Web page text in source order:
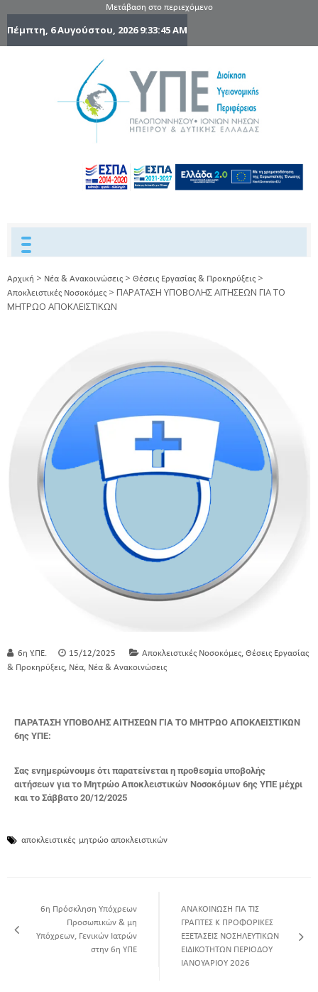
Μετάβαση στο περιεχόμενο
Πέμπτη, 6 Αυγούστου, 20269:33:46 AM
Ηπείρου
Δυτικής
Ελλάδας
Αρχική > Νέα & Ανακοινώσεις > Θέσεις Εργασίας & Προκηρύξεις >
Αποκλειστικές Νοσοκόμες > ΠΑΡΑΤΑΣΗ ΥΠΟΒΟΛΗΣ ΑΙΤΗΣΕΩΝ ΓΙΑ ΤΟ
ΜΗΤΡΩΟ ΑΠΟΚΛΕΙΣΤΙΚΩΝ
6η Υ.ΠΕ. 15/12/2025 Αποκλειστικές Νοσοκόμες Θέσεις Εργασίας
& Προκηρύξεις Νέα Νέα & Ανακοινώσεις
ΠΑΡΑΤΑΣΗ ΥΠΟΒΟΛΗΣ ΑΙΤΗΣΕΩΝ ΓΙΑ ΤΟ ΜΗΤΡΩΟ ΑΠΟΚΛΕΙΣΤΙΚΩΝ
6ης ΥΠΕ:
Σας ενημερώνουμε ότι παρατείνεται η προθεσμία υποβολής
αιτήσεων για το Μητρώο Αποκλειστικών Νοσοκόμων 6ης ΥΠΕ μέχρι
και το Σάββατο 20/12/2025
αποκλειστικές μητρώο αποκλειστικών
6η Πρόσκληση Υπόχρεων
Προσωπικών & μη
Υπόχρεων, Γενικών Ιατρών
στην 6η ΥΠΕ
ΑΝΑΚΟΙΝΩΣΗ ΓΙΑ ΤΙΣ
ΓΡΑΠΤΕΣ Κ ΠΡΟΦΟΡΙΚΕΣ
ΕΞΕΤΑΣΕΙΣ ΝΟΣΗΛΕΥΤΙΚΩΝ
ΕΙΔΙΚΟΤΗΤΩΝ ΠΕΡΙΟΔΟΥ
ΙΑΝΟΥΑΡΙΟΥ 2026